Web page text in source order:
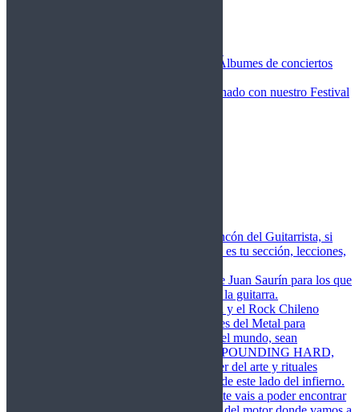
Álbumes de conciertos
Todas lo relacionado con nuestro Festival
Este es el rincón del Guitarrista, si
amas las cuerdas de acero esta es tu sección, lecciones,
Consejos de Juan Saurín para los que
se inician en el aprendizaje de la guitarra.
El Metal y el Rock Chileno
levanta su Estandarte en Dioses del Metal para
Glorificar las Hordas del fin del mundo, sean
Bienvenidos y Bienvenidas a POUNDING HARD,
sección que manifiesta el poder del arte y rituales
oscuros de la música extrema de este lado del infierno.
Semanalmente vais a poder encontrar